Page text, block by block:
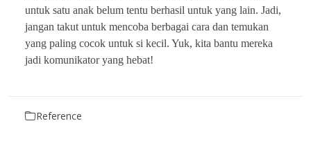
untuk satu anak belum tentu berhasil untuk yang lain. Jadi,
jangan takut untuk mencoba berbagai cara dan temukan
yang paling cocok untuk si kecil. Yuk, kita bantu mereka
jadi komunikator yang hebat!
Reference